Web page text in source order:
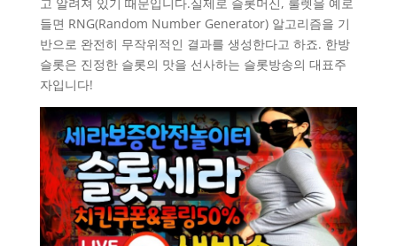
들면 RNG(Random Number Generator) 알고리즘을 기
반으로 완전히 무작위적인 결과를 생성한다고 하죠. 한방
슬롯은 진정한 슬롯의 맛을 선사하는 슬롯방송의 대표주
자입니다!